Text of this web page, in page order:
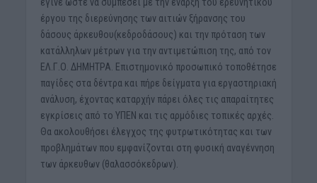
έγινε ώστε να συμπέσει με την έναρξη του ερευνητικού
έργου της διερεύνησης των αιτιών ξήρανσης του
δάσους άρκευθου(κεδροδάσους) και την πρόταση των
κατάλληλων μέτρων για την αντιμετώπιση της, από τον
ΕΛ.Γ.Ο. ΔΗΜΗΤΡΑ. Επιστημονικό προσωπικό τοποθέτησε
παγίδες στα δέντρα και πήρε δείγματα για εργαστηριακή
ανάλυση, έχοντας καταρχήν πάρει όλες τις απαραίτητες
εγκρίσεις από το ΥΠΕΝ και τις αρμόδιες τοπικές αρχές.
Θα ακολουθήσει έλεγχος της φυτρωτικότητας και των
προβλημάτων που εμφανίζονται στη φυσική αναγέννηση
των άρκευθων (θαλασσόκεδρων).